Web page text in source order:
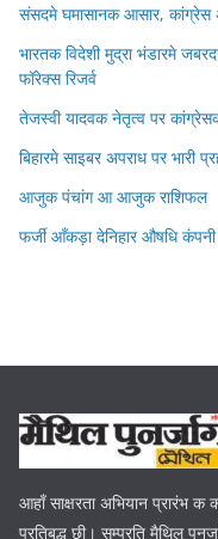
संसदमे घमासानक आसार, कांग्रेस
भारतक विदेशी मुद्रा भंडारमे
फॉरेक्स रिजर्व
तेजस्वी यादवक नेतृत्व पर
बिहारमे साइबर अपराध पर भारी
आजुक पंचांग आ आजुक राशिफल
फर्जी आँकड़ा देनिहार औषधि कंपनी
आहाँ साक्षरता अभियान प्रारंभ
प्रतिबद्ध छी। सम्प्रति मैथिल